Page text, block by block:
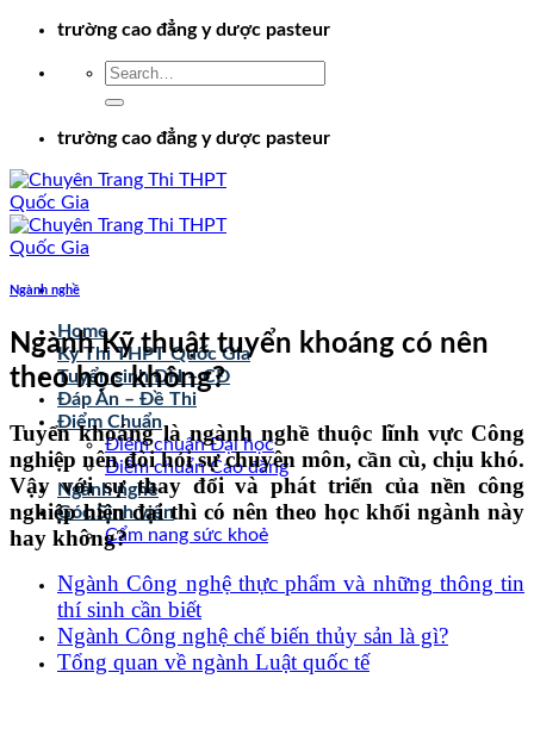
Chuyểntrường cao đẳng y dược pasteur
trường cao đẳng y dược pasteur
Home
Kỳ Thi THPT Quốc Gia
Tuyển sinh ĐH – CĐ
Đáp Án – Đề Thi
Điểm Chuẩn
Điểm chuẩn Đại học
Điểm chuẩn Cao đẳng
Ngành nghề
Góc Sinh viên
Cẩm nang sức khoẻ
Ngành nghề
Ngành Kỹ thuật tuyển khoáng có nên
theo học không?
Tuyển khoáng là ngành nghề thuộc lĩnh vực Công
nghiệp nên đòi hỏi sự chuyên môn, cần cù, chịu khó.
Vậy với sự thay đổi và phát triển của nền công
nghiệp hiện đại thì có nên theo học khối ngành này
hay không?
Ngành Công nghệ thực phẩm và những thông tin
thí sinh cần biết
Ngành Công nghệ chế biến thủy sản là gì?
Tổng quan về ngành Luật quốc tế